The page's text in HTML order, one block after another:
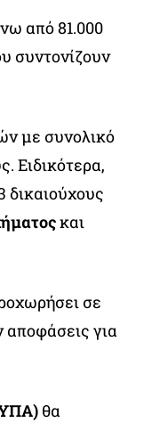
από 81.000
συντονίζουν
με συνολικό
Ειδικότερα,
δικαιούχους
και
σε
για
θα